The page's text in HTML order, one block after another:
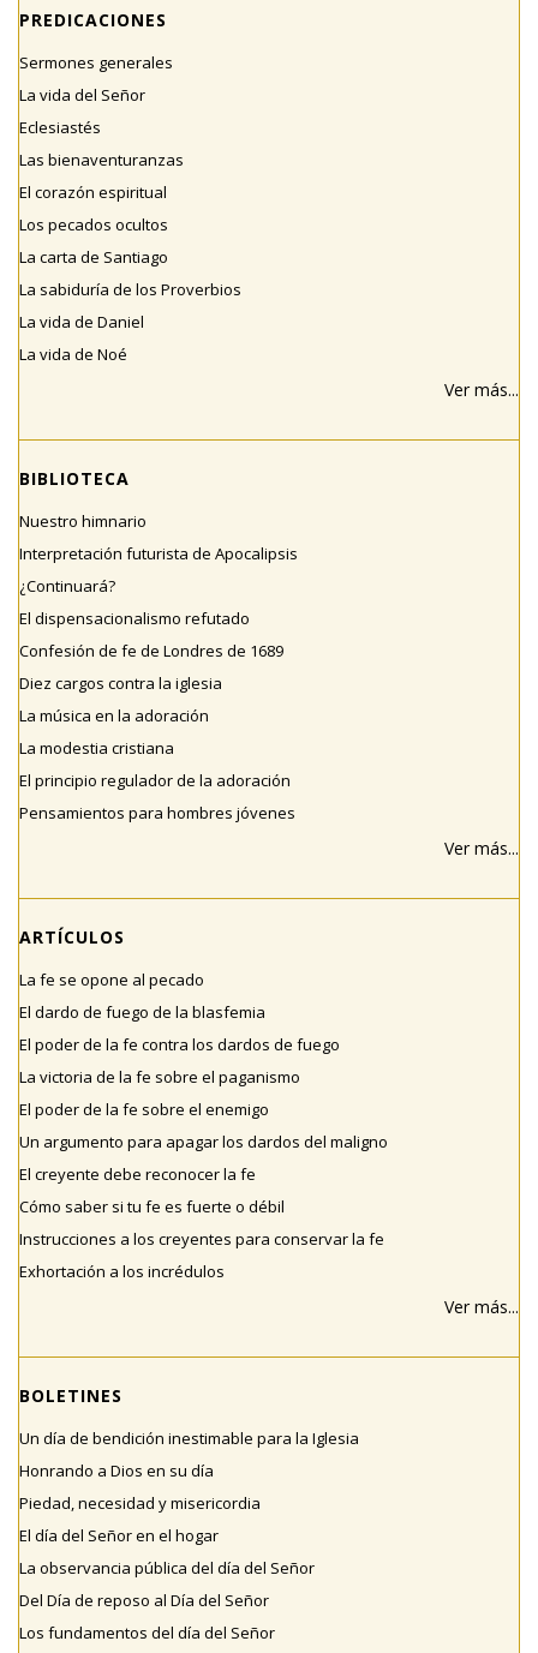
PREDICACIONES
Sermones generales
La vida del Señor
Eclesiastés
Las bienaventuranzas
El corazón espiritual
Los pecados ocultos
La carta de Santiago
La sabiduría de los Proverbios
La vida de Daniel
La vida de Noé
Ver más...
BIBLIOTECA
Nuestro himnario
Interpretación futurista de Apocalipsis
¿Continuará?
El dispensacionalismo refutado
Confesión de fe de Londres de 1689
Diez cargos contra la iglesia
La música en la adoración
La modestia cristiana
El principio regulador de la adoración
Pensamientos para hombres jóvenes
Ver más...
ARTÍCULOS
La fe se opone al pecado
El dardo de fuego de la blasfemia
El poder de la fe contra los dardos de fuego
La victoria de la fe sobre el paganismo
El poder de la fe sobre el enemigo
Un argumento para apagar los dardos del maligno
El creyente debe reconocer la fe
Cómo saber si tu fe es fuerte o débil
Instrucciones a los creyentes para conservar la fe
Exhortación a los incrédulos
Ver más...
BOLETINES
Un día de bendición inestimable para la Iglesia
Honrando a Dios en su día
Piedad, necesidad y misericordia
El día del Señor en el hogar
La observancia pública del día del Señor
Del Día de reposo al Día del Señor
Los fundamentos del día del Señor